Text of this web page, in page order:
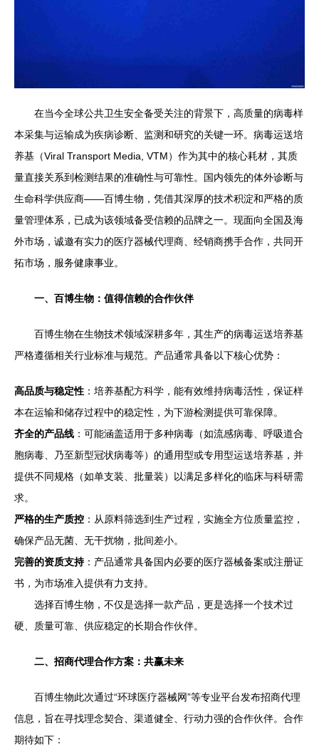
在当今全球公共卫生安全备受关注的背景下，高质量的病毒样
本采集与运输成为疾病诊断、监测和研究的关键一环。病毒运送培
养基（Viral Transport Media, VTM）作为其中的核心耗材，其质
量直接关系到检测结果的准确性与可靠性。国内领先的体外诊断与
生命科学供应商——百博生物，凭借其深厚的技术积淀和严格的质
量管理体系，已成为该领域备受信赖的品牌之一。现面向全国及海
外市场，诚邀有实力的医疗器械代理商、经销商携手合作，共同开
拓市场，服务健康事业。
一、百博生物：值得信赖的合作伙伴
百博生物在生物技术领域深耕多年，其生产的病毒运送培养基
严格遵循相关行业标准与规范。产品通常具备以下核心优势：
高品质与稳定性 ：培养基配方科学，能有效维持病毒活性，保证样
本在运输和储存过程中的稳定性，为下游检测提供可靠保障。
齐全的产品线 ：可能涵盖适用于多种病毒（如流感病毒、呼吸道合
胞病毒、乃至新型冠状病毒等）的通用型或专用型运送培养基，并
提供不同规格（如单支装、批量装）以满足多样化的临床与科研需
求。
严格的生产质控 ：从原料筛选到生产过程，实施全方位质量监控，
确保产品无菌、无干扰物，批间差小。
完善的资质支持：产品通常具备国内必要的医疗器械备案或注册证
书，为市场准入提供有力支持。
选择百博生物，不仅是选择一款产品，更是选择一个技术过
硬、质量可靠、供应稳定的长期合作伙伴。
二、招商代理合作方案：共赢未来
百博生物此次通过“环球医疗器械网”等专业平台发布招商代理
信息，旨在寻找理念契合、渠道健全、行动力强的合作伙伴。合作
期待如下：